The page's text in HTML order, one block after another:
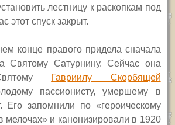
лестницу к раскопкам под
этот спуск закрыт.
конце правого придела сначала
Святому Сатурнину. Сейчас она
Гавриилу Скорбящей
пассионисту, умершему в
Его запомнили по «героическому
мелочах» и канонизировали в 1920